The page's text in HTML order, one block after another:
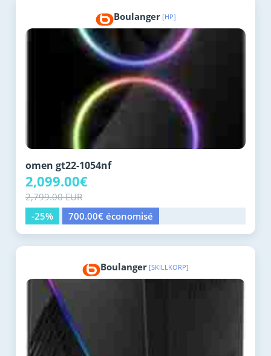
Boulanger [HP]
omen gt22-1054nf
2,099.00€
2,799.00 EUR
-25%
700.00€ économisé
Boulanger [SKILLKORP]